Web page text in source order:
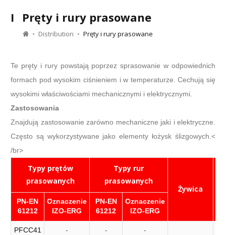
I Pręty i rury prasowane
Distribution Pręty i rury prasowane
Te pręty i rury powstają poprzez sprasowanie w odpowiednich
formach pod wysokim ciśnieniem i w temperaturze. Cechują się
wysokimi właściwościami mechanicznymi i elektrycznymi.
Zastosowania
Znajdują zastosowanie zarówno mechaniczne jaki i elektryczne.
Często są wykorzystywane jako elementy łożysk ślizgowych.<
/br>
Typy prętów
prasowanych
Typy rur
prasowanych
Żywica
PN-EN
61212
Oznaczenie
IZO-ERG
PN-EN
61212
Oznaczenie
IZO-ERG
PFCC41 - -
-